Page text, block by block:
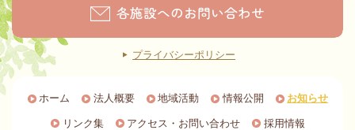
各施設へのお問い合わせ
プライバシーポリシー
ホーム 法人概要 地域活動 情報公開 お知らせ
リンク集 アクセス・お問い合わせ 採用情報